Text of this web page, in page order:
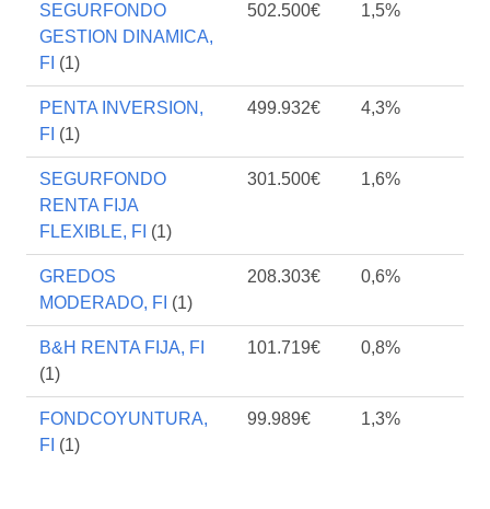
SEGURFONDO
GESTION DINAMICA,
FI (1)
502.500€ 1,5%
PENTA INVERSION,
FI (1)
499.932€ 4,3%
SEGURFONDO
RENTA FIJA
FLEXIBLE, FI (1)
301.500€ 1,6%
GREDOS
MODERADO, FI (1)
208.303€ 0,6%
B&H RENTA FIJA, FI
(1)
101.719€ 0,8%
FONDCOYUNTURA,
FI (1)
99.989€ 1,3%